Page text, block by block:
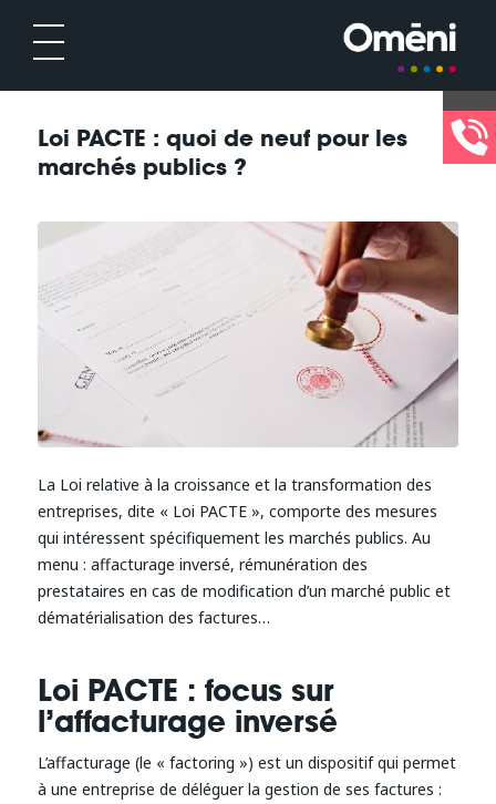
Loi PACTE : quoi de neuf pour les
marchés publics ?
La Loi relative à la croissance et la transformation des
entreprises, dite « Loi PACTE », comporte des mesures
qui intéressent spécifiquement les marchés publics. Au
menu : affacturage inversé, rémunération des
prestataires en cas de modification d’un marché public et
dématérialisation des factures…
Loi PACTE : focus sur
l’affacturage inversé
L’affacturage (le « factoring ») est un dispositif qui permet
à une entreprise de déléguer la gestion de ses factures :